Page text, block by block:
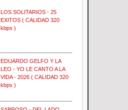
LOS SOLITARIOS - 25
EXITOS ( CALIDAD 320
kbps )
EDUARDO GELFO Y LA
LEO - YO LE CANTO A LA
VIDA - 2026 ( CALIDAD 320
kbps )